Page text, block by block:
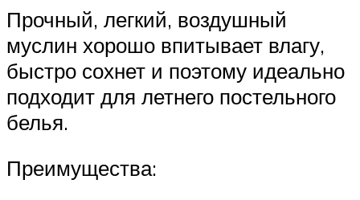
Прочный, легкий, воздушный
муслин хорошо впитывает влагу,
быстро сохнет и поэтому идеально
подходит для летнего постельного
белья.
Преимущества: